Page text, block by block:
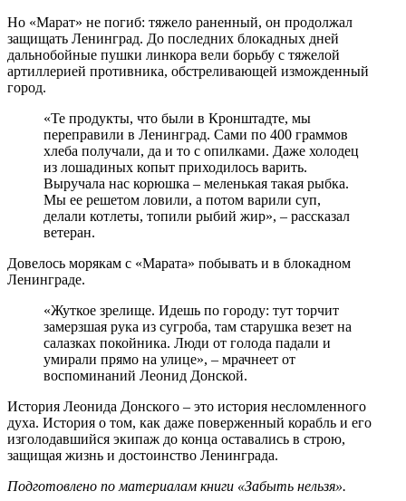
Но «Марат» не погиб: тяжело раненный, он продолжал
защищать Ленинград. До последних блокадных дней
дальнобойные пушки линкора вели борьбу с тяжелой
артиллерией противника, обстреливающей изможденный
город.
«Те продукты, что были в Кронштадте, мы
переправили в Ленинград. Сами по 400 граммов
хлеба получали, да и то с опилками. Даже холодец
из лошадиных копыт приходилось варить.
Выручала нас корюшка – меленькая такая рыбка.
Мы ее решетом ловили, а потом варили суп,
делали котлеты, топили рыбий жир», – рассказал
ветеран.
Довелось морякам с «Марата» побывать и в блокадном
Ленинграде.
«Жуткое зрелище. Идешь по городу: тут торчит
замерзшая рука из сугроба, там старушка везет на
салазках покойника. Люди от голода падали и
умирали прямо на улице», – мрачнеет от
воспоминаний Леонид Донской.
История Леонида Донского – это история несломленного
духа. История о том, как даже поверженный корабль и его
изголодавшийся экипаж до конца оставались в строю,
защищая жизнь и достоинство Ленинграда.
Подготовлено по материалам книги «Забыть нельзя».